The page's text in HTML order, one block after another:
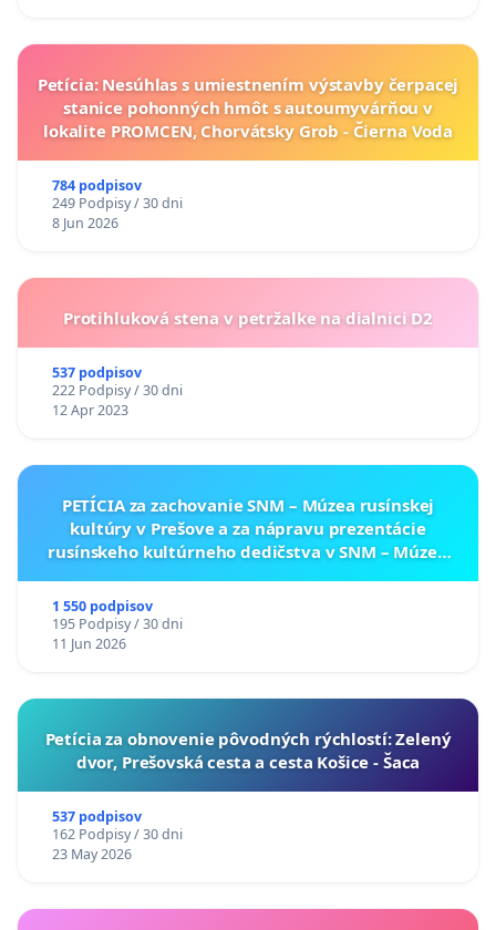
Petícia: Nesúhlas s umiestnením výstavby čerpacej
stanice pohonných hmôt s autoumyvárňou v
lokalite PROMCEN, Chorvátsky Grob - Čierna Voda
784 podpisov
249 Podpisy / 30 dni
8 Jun 2026
Protihluková stena v petržalke na dialnici D2
537 podpisov
222 Podpisy / 30 dni
12 Apr 2023
PETÍCIA za zachovanie SNM – Múzea rusínskej
kultúry v Prešove a za nápravu prezentácie
rusínskeho kultúrneho dedičstva v SNM – Múzeu
1 550 podpisov
195 Podpisy / 30 dni
11 Jun 2026
​Petícia za obnovenie pôvodných rýchlostí: Zelený
dvor, Prešovská cesta a cesta Košice - Šaca
537 podpisov
162 Podpisy / 30 dni
23 May 2026